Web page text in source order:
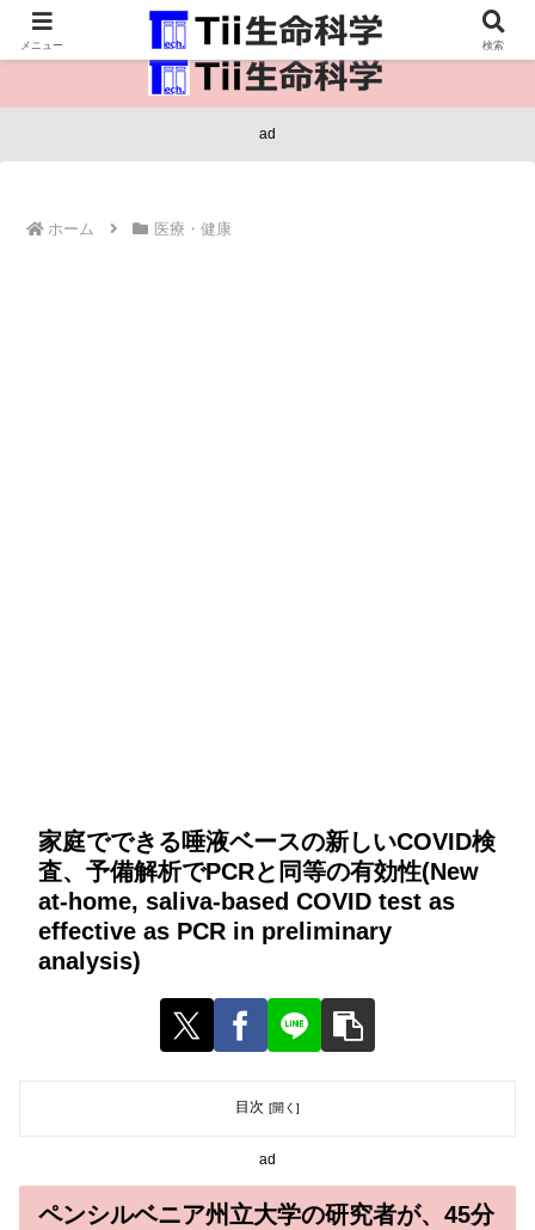
医療保健・生命・生物の情報インフラ。
ad
ホーム 医療・健康
家庭でできる唾液ベースの新しいCOVID検
査、予備解析でPCRと同等の有効性(New
at-home, saliva-based COVID test as
effective as PCR in preliminary
analysis)
目次
ad
ペンシルベニア州立大学の研究者が、45分
メニュー 検索